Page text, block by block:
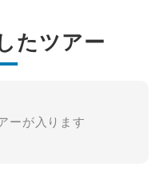
たツアー
ーが入ります